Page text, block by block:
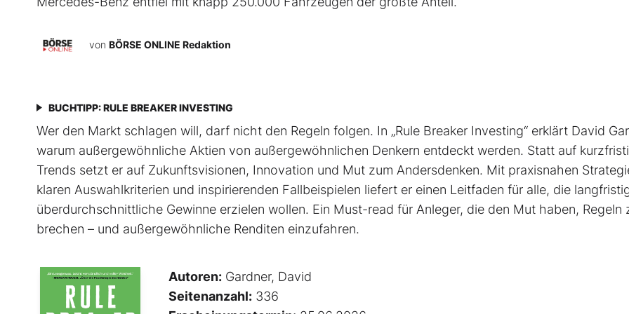
von BÖRSE ONLINE Redaktion
BUCHTIPP: RULE BREAKER INVESTING
Wer den Markt schlagen will, darf nicht den Regeln folgen. In „Rule Breaker Investing“ erklärt David
warum außergewöhnliche Aktien von außer­gewöhnlichen Denkern entdeckt werden. Statt auf
Trends setzt er auf Zukunftsvisionen, Innovation und Mut zum Andersdenken. Mit praxisnahen
klaren Auswahlkriterien und inspirierenden Fallbeispielen liefert er einen Leit­faden für alle, die
überdurchschnittliche Gewinne erzielen wollen. Ein Must-read für Anleger, die den Mut haben, Regeln
brechen – und außergewöhnliche Renditen einzufahren.
Autoren: Gardner, David
Seitenanzahl: 336